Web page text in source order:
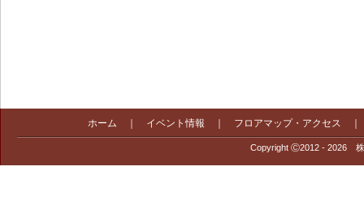
ホーム イベント情報 フロアマップ・アクセス
Copyright Ⓒ2012 - 2026 株